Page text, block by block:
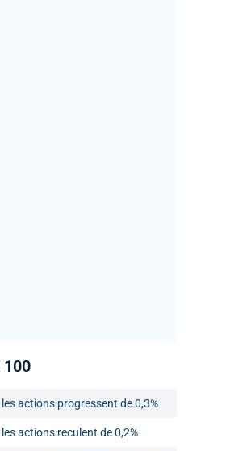
100
actions progressent de 0,3%
actions reculent de 0,2%